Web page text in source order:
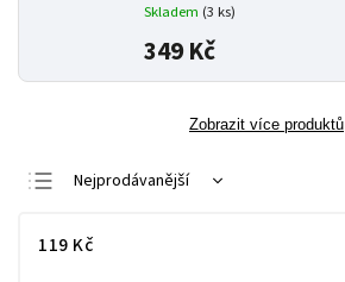
Skladem (3 ks)
349 Kč
Zobrazit více produktů
Nejprodávanější
Nejdražší
119 Kč